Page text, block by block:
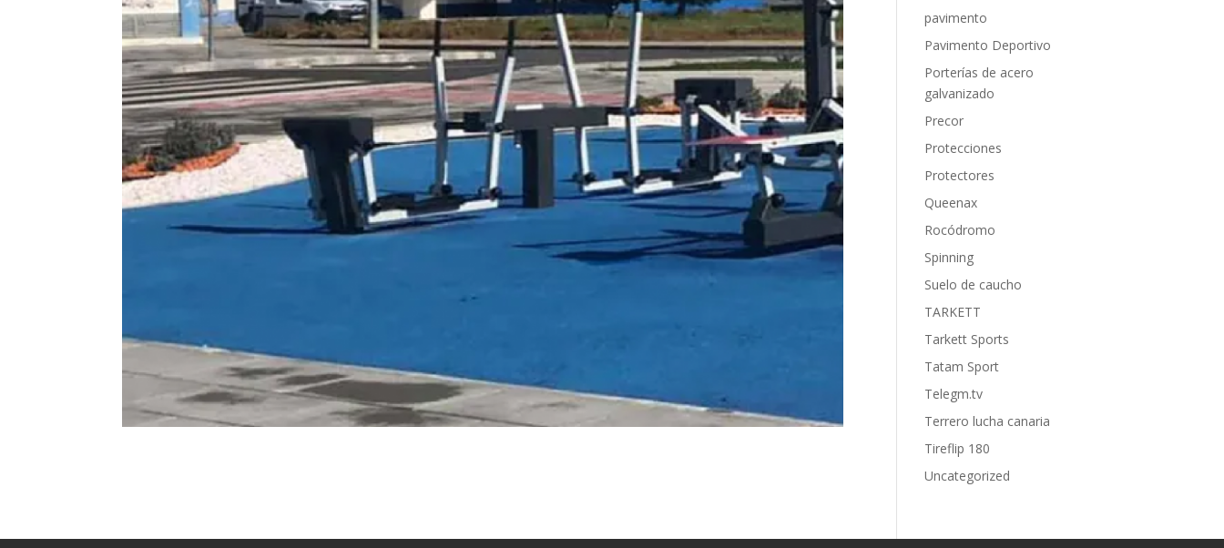
pavimento
Pavimento Deportivo
Porterías de acero
galvanizado
Precor
Protecciones
Protectores
Queenax
Rocódromo
Spinning
Suelo de caucho
TARKETT
Tarkett Sports
Tatam Sport
Telegm.tv
Terrero lucha canaria
Tireflip 180
Uncategorized